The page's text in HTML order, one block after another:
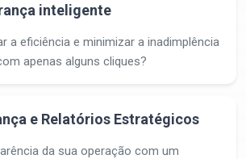
inteligente
a eficiência e minimizar a inadimplência
apenas alguns cliques?
e Relatórios Estratégicos
da sua operação com um